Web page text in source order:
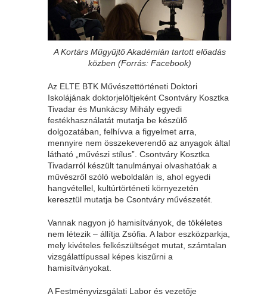
A Kortárs Műgyűjtő Akadémián tartott előadás
közben (Forrás: Facebook)
Az ELTE BTK Művészettörténeti Doktori
Iskolájának doktorjelöltjeként Csontváry Kosztka
Tivadar és Munkácsy Mihály egyedi
festékhasználatát mutatja be készülő
dolgozatában, felhívva a figyelmet arra,
mennyire nem összekeverendő az anyagok által
látható „művészi stílus”. Csontváry Kosztka
Tivadarról készült tanulmányai olvashatóak a
művészről szóló weboldalán is, ahol egyedi
hangvétellel, kultúrtörténeti környezetén
keresztül mutatja be Csontváry művészetét.
Vannak nagyon jó hamisítványok, de tökéletes
nem létezik – állítja Zsófia. A labor eszközparkja,
mely kivételes felkészültséget mutat, számtalan
vizsgálattípussal képes kiszűrni a
hamisítványokat.
A Festményvizsgálati Labor és vezetője